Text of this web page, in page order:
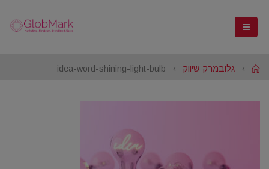
Home
גלובמרק שיווק idea-word-shining-light-bulb